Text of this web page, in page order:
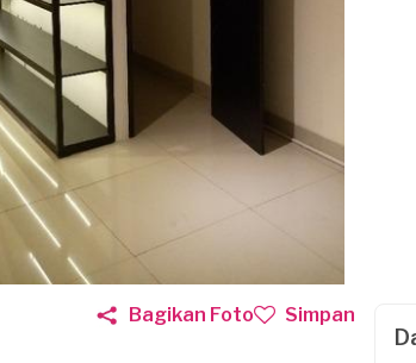
Bagikan Foto Simpan